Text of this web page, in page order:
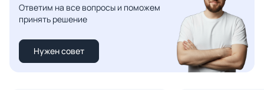
Ответим на все вопросы и поможем
принять решение
Нужен совет